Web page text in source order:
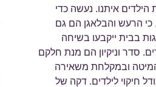
הילדים איתנו. נעשה כדי
הרעש והבלאגן הם גם
בבית ייקבעו בשיחה
סדר וניקיון הם מנת חלקם
ובמקלחת משאירה
חיקוי לילדים. דקה של